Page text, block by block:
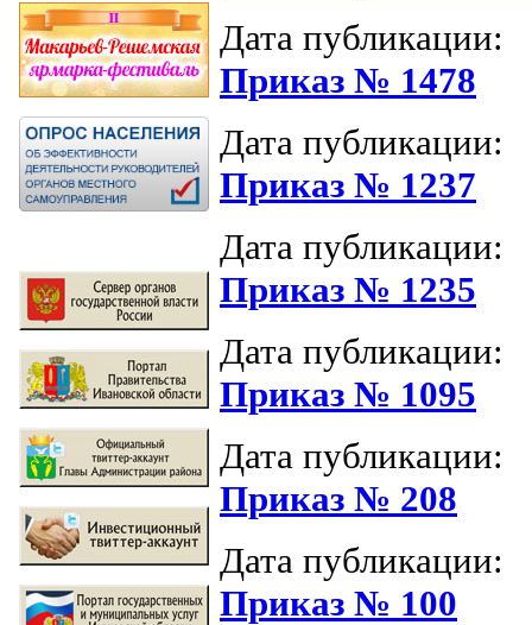
Дата публикации:
Приказ № 1478
Дата публикации:
Приказ № 1237
Дата публикации:
Приказ № 1235
Дата публикации:
Приказ № 1095
Дата публикации:
Приказ № 208
Дата публикации:
Приказ № 100